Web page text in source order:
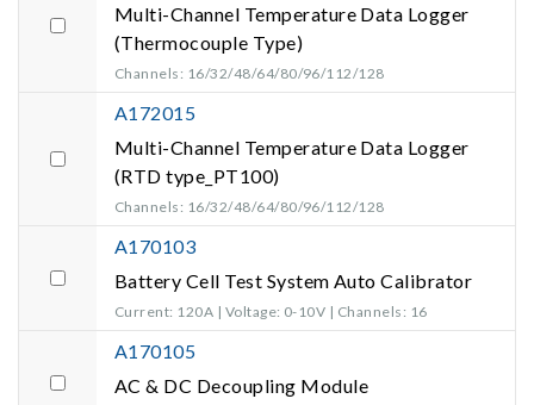
Multi-Channel Temperature Data Logger
(Thermocouple Type)
Channels: 16/32/48/64/80/96/112/128
A172015
Multi-Channel Temperature Data Logger
(RTD type_PT100)
Channels: 16/32/48/64/80/96/112/128
A170103
Battery Cell Test System Auto Calibrator
Current: 120A | Voltage: 0-10V | Channels: 16
A170105
AC & DC Decoupling Module